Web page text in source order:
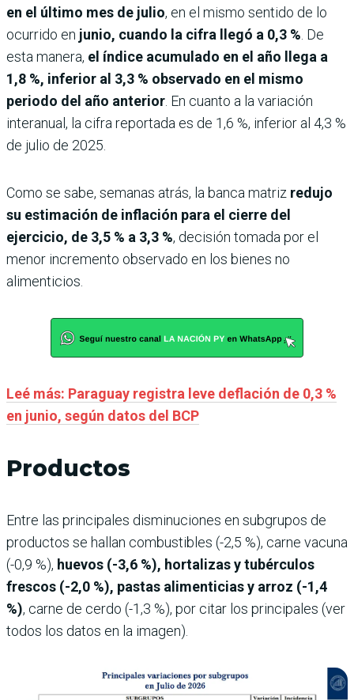
en el último mes de julio, en el mismo sentido de lo
ocurrido en junio, cuando la cifra llegó a 0,3 %. De
esta manera, el índice acumulado en el año llega a
1,8 %, inferior al 3,3 % observado en el mismo
periodo del año anterior. En cuanto a la variación
interanual, la cifra reportada es de 1,6 %, inferior al 4,3 %
de julio de 2025.
Como se sabe, semanas atrás, la banca matriz redujo
su estimación de inflación para el cierre del
ejercicio, de 3,5 % a 3,3 %, decisión tomada por el
menor incremento observado en los bienes no
alimenticios.
Leé más: Paraguay registra leve deflación de 0,3 %
en junio, según datos del BCP
Productos
Entre las principales disminuciones en subgrupos de
productos se hallan combustibles (-2,5 %), carne vacuna
(-0,9 %), huevos (-3,6 %), hortalizas y tubérculos
frescos (-2,0 %), pastas alimenticias y arroz (-1,4
%), carne de cerdo (-1,3 %), por citar los principales (ver
todos los datos en la imagen).